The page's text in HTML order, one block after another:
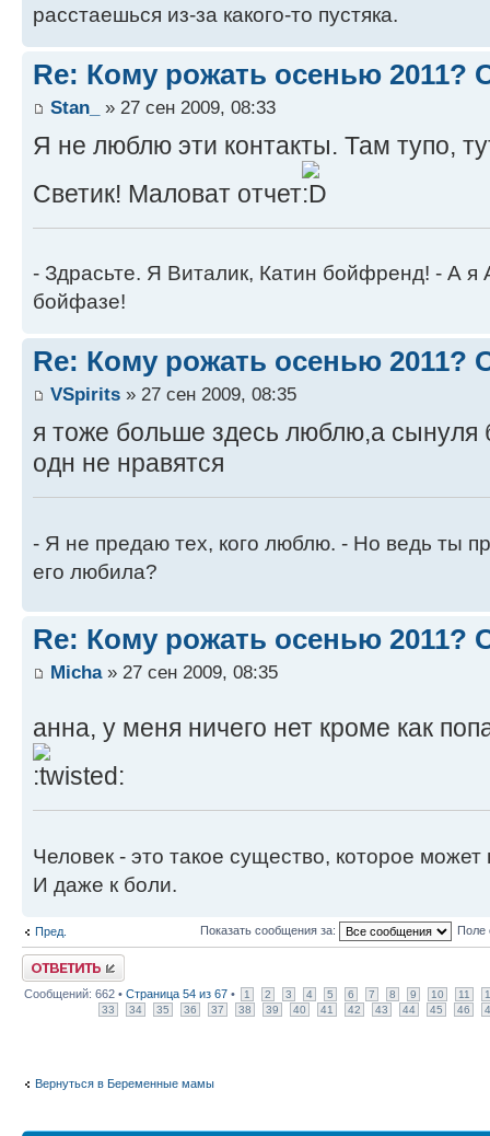
расстаешься из-за какого-то пустяка.
Re: Кому рожать осенью 2011?
Stan_ » 27 сен 2009, 08:33
Я не люблю эти контакты. Там тупо,
Светик! Маловат отчет
- Здрасьте. Я Виталик, Катин бойфренд! - А я
бойфазе!
Re: Кому рожать осенью 2011?
VSpirits » 27 сен 2009, 08:35
я тоже больше здесь люблю,а сынуля
одн не нравятся
- Я не предаю тех, кого люблю. - Но ведь ты
его любила?
Re: Кому рожать осенью 2011?
Micha» 27 сен 2009, 08:35
анна, у меня ничего нет кроме как
Человек - это такое существо, которое
И даже к боли.
Пред. Показать сообщения за: Поле
Ответить
Сообщений: 662 • Страница 54 из 67 • 1 2 3 4 5 6 7 8 9 10 11
33
34 35 36 37 38 39 40 41 42 43 44 45 46
Вернуться в Беременные мамы